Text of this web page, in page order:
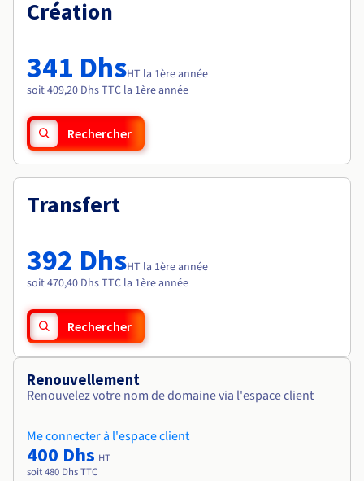
Tarifs
Roadmap & Changelog
Roadmap & Changelog
Création
341 DhsHT la 1ère année
soit 409,20 Dhs TTC la 1ère année
Rechercher
Transfert
392 DhsHT la 1ère année
soit 470,40 Dhs TTC la 1ère année
Rechercher
Renouvellement
Renouvelez votre nom de domaine via l'espace client
Me connecter à l'espace client
400 Dhs HT
soit 480 Dhs TTC